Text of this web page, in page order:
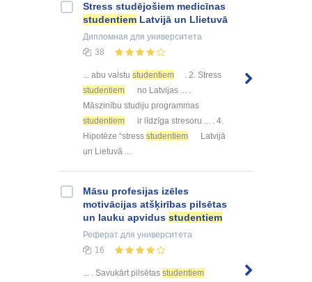
Stress studējošiem medicīnas
studentiem Latvijā un Llietuvā
Дипломная для университета
38
... abu valstu studentiem
. 2. Stress
studentiem
no Latvijas ... .
Māszinību studiju programmas
studentiem
ir līdzīga stresoru ... . 4.
Hipotēze “stress studentiem
Latvijā
un Lietuvā ...
Māsu profesijas izēles
motivācijas atšķirības pilsētas
un lauku apvidus studentiem
Реферат для университета
16
... . Savukārt pilsētas studentiem